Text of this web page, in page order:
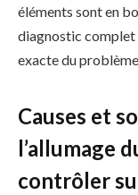
éléments sont en
diagnostic complet
exacte du
Causes et
l’allumage
contrôler